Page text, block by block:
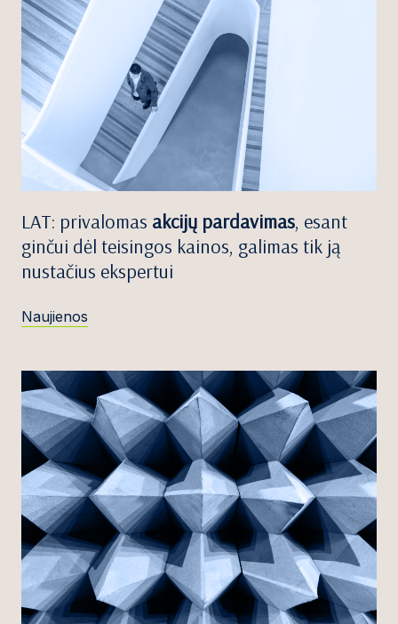
LAT: privalomas akcijų pardavimas, esant
ginčui dėl teisingos kainos, galimas tik ją
nustačius ekspertui
Naujienos